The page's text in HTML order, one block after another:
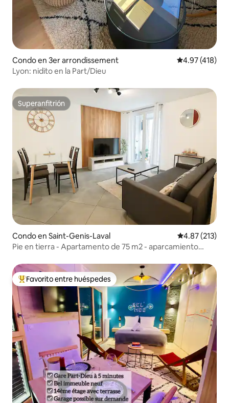
Condo en 3er arrondissement Calificación
4.97 (418)
Lyon: nidito en la Part/Dieu
Superanfitrión
Superanfitrión
Condo en Saint-Genis-Laval Calificación
4.87 (213)
Pie en tierra - Apartamento de 75 m2 - aparcamiento
Favorito entre huéspedes preferido
Favorito entre huéspedes